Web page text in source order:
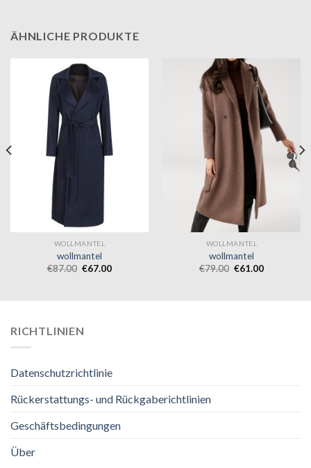
ÄHNLICHE PRODUKTE
WOLLMANTEL
wollmantel
€87.00 €67.00
WOLLMANTEL
wollmantel
€79.00 €61.00
RICHTLINIEN
Datenschutzrichtlinie
Rückerstattungs- und Rückgaberichtlinien
Geschäftsbedingungen
Über